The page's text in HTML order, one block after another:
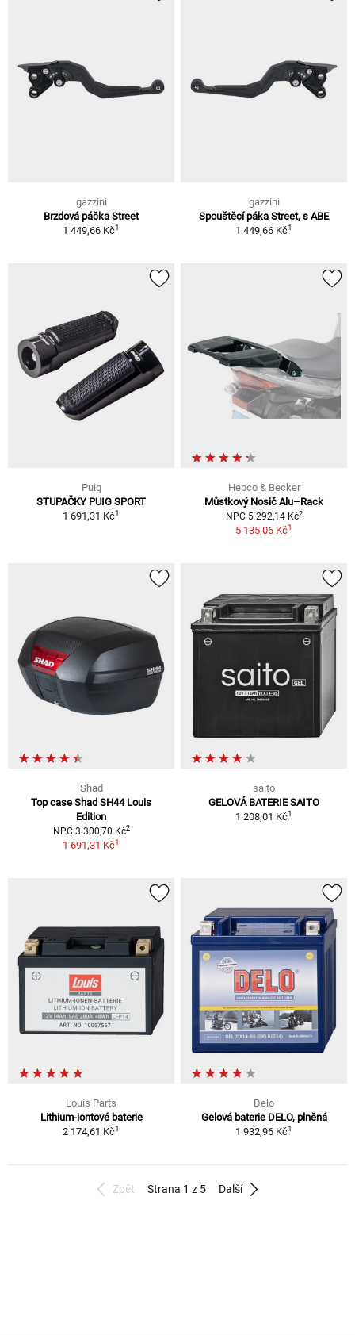
gazzini
Brzdová páčka Street
1 449,66 Kč1
gazzini
Spouštěcí páka Street, s ABE
1 449,66 Kč1
Puig
STUPAČKY PUIG SPORT
1 691,31 Kč1
Hepco & Becker
Můstkový Nosič Alu–Rack
NPC 5 292,14 Kč2
5 135,06 Kč1
Shad
Top case Shad SH44 Louis
Edition
NPC 3 300,70 Kč2
1 691,31 Kč1
saito
GELOVÁ BATERIE SAITO
1 208,01 Kč1
Louis Parts
Lithium-iontové baterie
2 174,61 Kč1
Delo
Gelová baterie DELO, plněná
1 932,96 Kč1
Zpět Strana 1 z 5 Další